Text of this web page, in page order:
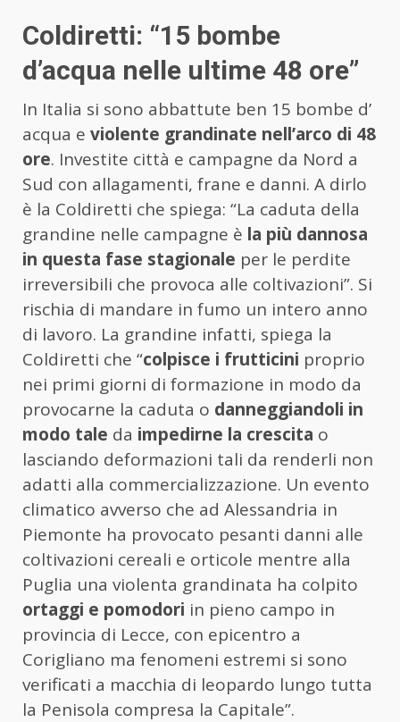
Coldiretti: “15 bombe
d’acqua nelle ultime 48 ore”
In Italia si sono abbattute ben 15 bombe d’
acqua e violente grandinate nell’arco di 48
ore. Investite città e campagne da Nord a
Sud con allagamenti, frane e danni. A dirlo
è la Coldiretti che spiega: “La caduta della
grandine nelle campagne è la più dannosa
in questa fase stagionale per le perdite
irreversibili che provoca alle coltivazioni”. Si
rischia di mandare in fumo un intero anno
di lavoro. La grandine infatti, spiega la
Coldiretti che “colpisce i frutticini proprio
nei primi giorni di formazione in modo da
provocarne la caduta o danneggiandoli in
modo tale da impedirne la crescita o
lasciando deformazioni tali da renderli non
adatti alla commercializzazione. Un evento
climatico avverso che ad Alessandria in
Piemonte ha provocato pesanti danni alle
coltivazioni cereali e orticole mentre alla
Puglia una violenta grandinata ha colpito
ortaggi e pomodori in pieno campo in
provincia di Lecce, con epicentro a
Corigliano ma fenomeni estremi si sono
verificati a macchia di leopardo lungo tutta
la Penisola compresa la Capitale”.